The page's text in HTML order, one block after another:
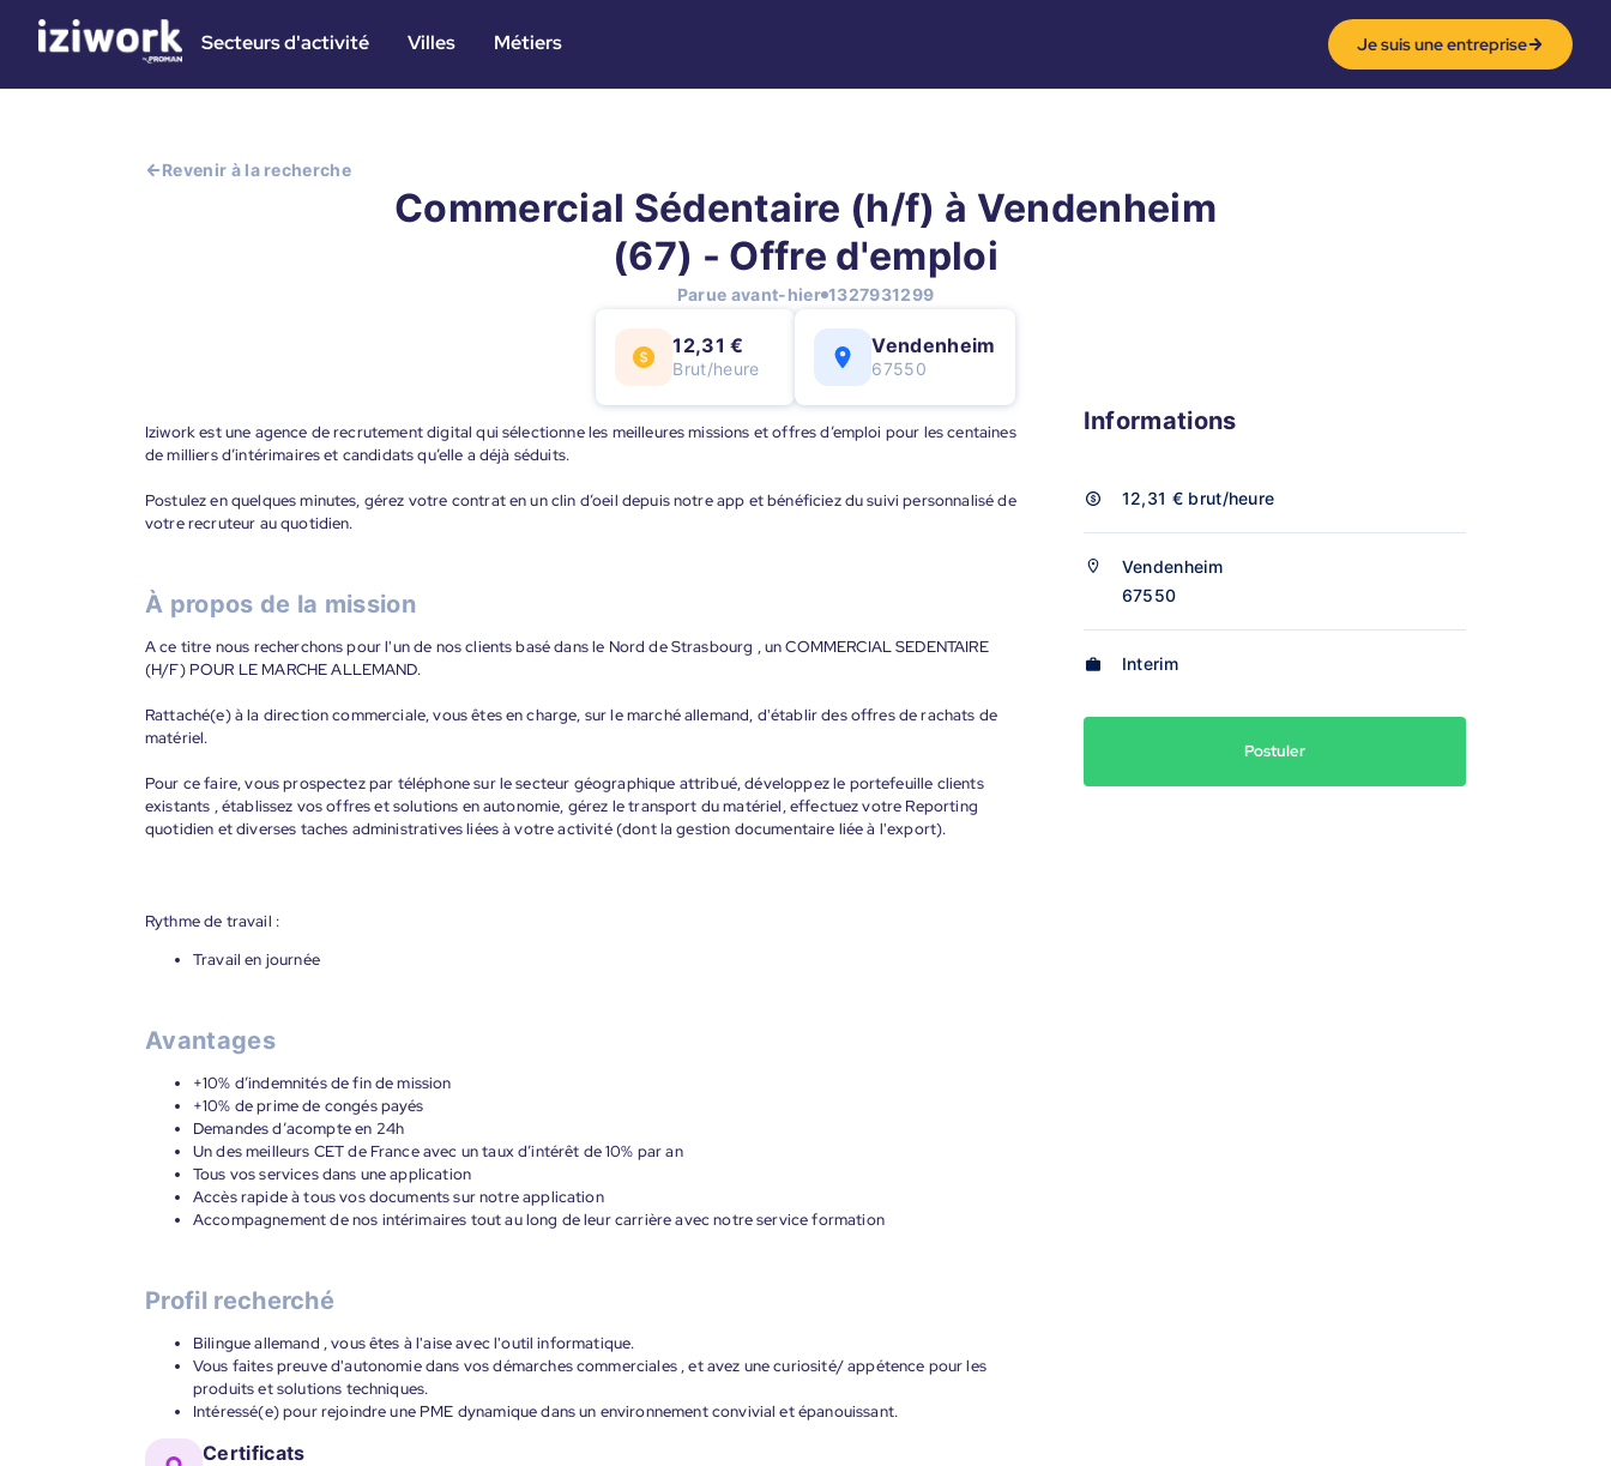
Secteurs d'activité Villes Métiers Je suis une entreprise
Revenir à la recherche
Commercial Sédentaire (h/f) à Vendenheim
(67) - Offre d'emploi
Parue avant-hier 1327931299
12,31 €
Brut/heure
Vendenheim
67550
Iziwork est une agence de recrutement digital qui sélectionne les meilleures missions et offres d’emploi pour les centaines
de milliers d’intérimaires et candidats qu’elle a déjà séduits.
Postulez en quelques minutes, gérez votre contrat en un clin d’oeil depuis notre app et bénéficiez du suivi personnalisé de
votre recruteur au quotidien.
À propos de la mission
A ce titre nous recherchons pour l'un de nos clients basé dans le Nord de Strasbourg , un COMMERCIAL SEDENTAIRE
(H/F) POUR LE MARCHE ALLEMAND.
Rattaché(e) à la direction commerciale, vous êtes en charge, sur le marché allemand, d'établir des offres de rachats de
matériel.
Pour ce faire, vous prospectez par téléphone sur le secteur géographique attribué, développez le portefeuille clients
existants , établissez vos offres et solutions en autonomie, gérez le transport du matériel, effectuez votre Reporting
quotidien et diverses taches administratives liées à votre activité (dont la gestion documentaire liée à l'export).
Rythme de travail :
Travail en journée
Avantages
+10% d’indemnités de fin de mission
+10% de prime de congés payés
Demandes d’acompte en 24h
Un des meilleurs CET de France avec un taux d’intérêt de 10% par an
Tous vos services dans une application
Accès rapide à tous vos documents sur notre application
Accompagnement de nos intérimaires tout au long de leur carrière avec notre service formation
Profil recherché
Bilingue allemand , vous êtes à l'aise avec l'outil informatique.
Vous faites preuve d'autonomie dans vos démarches commerciales , et avez une curiosité/ appétence pour les
produits et solutions techniques.
Intéressé(e) pour rejoindre une PME dynamique dans un environnement convivial et épanouissant.
Certificats
Informations
12,31 € brut/heure
Vendenheim
67550
Interim
Postuler